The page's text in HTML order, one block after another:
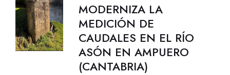
MODERNIZA LA
MEDICIÓN DE
CAUDALES EN EL RÍO
ASÓN EN AMPUERO
(CANTABRIA)